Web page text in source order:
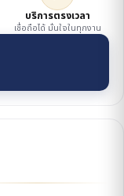
บริการตรงเวลา
เชื่อถือได้ มั่นใจในทุกงาน